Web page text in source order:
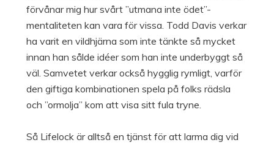
förvånar mig hur svårt ”utmana inte ödet”-
mentaliteten kan vara för vissa. Todd Davis verkar
ha varit en vildhjärna som inte tänkte så mycket
innan han sålde idéer som han inte underbyggt så
väl. Samvetet verkar också hygglig rymligt, varför
den giftiga kombinationen spela på folks rädsla
och ”ormolja” kom att visa sitt fula tryne.
Så Lifelock är alltså en tjänst för att larma dig vid